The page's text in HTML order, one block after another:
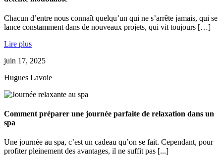
Chacun d’entre nous connaît quelqu’un qui ne s’arrête jamais, qui se
lance constamment dans de nouveaux projets, qui vit toujours […]
Lire plus
juin 17, 2025
Hugues Lavoie
Comment préparer une journée parfaite de relaxation dans un
spa
Une journée au spa, c’est un cadeau qu’on se fait. Cependant, pour
profiter pleinement des avantages, il ne suffit pas [...]